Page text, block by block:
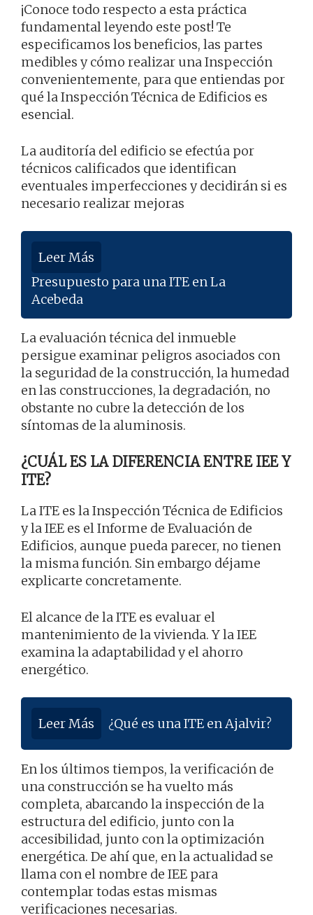
¡Conoce todo respecto a esta práctica
fundamental leyendo este post! Te
especificamos los beneficios, las partes
medibles y cómo realizar una Inspección
convenientemente, para que entiendas por
qué la Inspección Técnica de Edificios es
esencial.
La auditoría del edificio se efectúa por
técnicos calificados que identifican
eventuales imperfecciones y decidirán si es
necesario realizar mejoras
Leer Más
Presupuesto para una ITE en La
Acebeda
La evaluación técnica del inmueble
persigue examinar peligros asociados con
la seguridad de la construcción, la humedad
en las construcciones, la degradación, no
obstante no cubre la detección de los
síntomas de la aluminosis.
¿CUÁL ES LA DIFERENCIA ENTRE IEE Y
ITE?
La ITE es la Inspección Técnica de Edificios
y la IEE es el Informe de Evaluación de
Edificios, aunque pueda parecer, no tienen
la misma función. Sin embargo déjame
explicarte concretamente.
El alcance de la ITE es evaluar el
mantenimiento de la vivienda. Y la IEE
examina la adaptabilidad y el ahorro
energético.
Leer Más ¿Qué es una ITE en Ajalvir?
En los últimos tiempos, la verificación de
una construcción se ha vuelto más
completa, abarcando la inspección de la
estructura del edificio, junto con la
accesibilidad, junto con la optimización
energética. De ahí que, en la actualidad se
llama con el nombre de IEE para
contemplar todas estas mismas
verificaciones necesarias.